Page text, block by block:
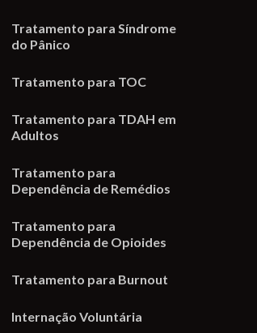
Tratamento para Síndrome
do Pânico
Tratamento para TOC
Tratamento para TDAH em
Adultos
Tratamento para
Dependência de Remédios
Tratamento para
Dependência de Opioides
Tratamento para Burnout
Internação Voluntária